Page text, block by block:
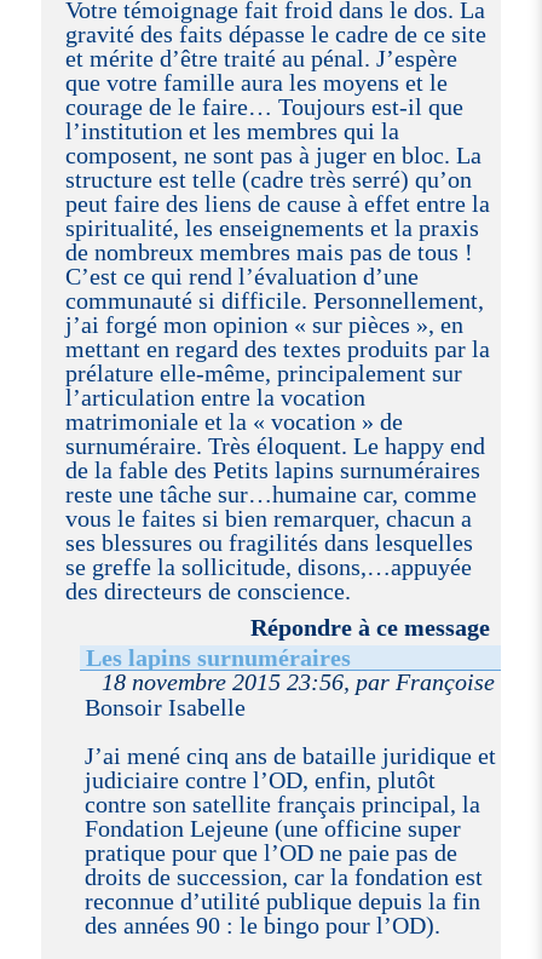
Votre témoignage fait froid dans le dos. La
gravité des faits dépasse le cadre de ce site
et mérite d’être traité au pénal. J’espère
que votre famille aura les moyens et le
courage de le faire… Toujours est-il que
l’institution et les membres qui la
composent, ne sont pas à juger en bloc. La
structure est telle (cadre très serré) qu’on
peut faire des liens de cause à effet entre la
spiritualité, les enseignements et la praxis
de nombreux membres mais pas de tous !
C’est ce qui rend l’évaluation d’une
communauté si difficile. Personnellement,
j’ai forgé mon opinion « sur pièces », en
mettant en regard des textes produits par la
prélature elle-même, principalement sur
l’articulation entre la vocation
matrimoniale et la « vocation » de
surnuméraire. Très éloquent. Le happy end
de la fable des Petits lapins surnuméraires
reste une tâche sur…humaine car, comme
vous le faites si bien remarquer, chacun a
ses blessures ou fragilités dans lesquelles
se greffe la sollicitude, disons,…appuyée
des directeurs de conscience.
Répondre à ce message
Les lapins surnuméraires
18 novembre 2015 23:56, par Françoise
Bonsoir Isabelle
J’ai mené cinq ans de bataille juridique et
judiciaire contre l’OD, enfin, plutôt
contre son satellite français principal, la
Fondation Lejeune (une officine super
pratique pour que l’OD ne paie pas de
droits de succession, car la fondation est
reconnue d’utilité publique depuis la fin
des années 90 : le bingo pour l’OD).